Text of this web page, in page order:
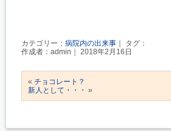
カテゴリー： 病院内の出来事 ｜ タグ：
作成者：admin｜ 2018年2月16日
« チョコレート？
新人として・・・ »